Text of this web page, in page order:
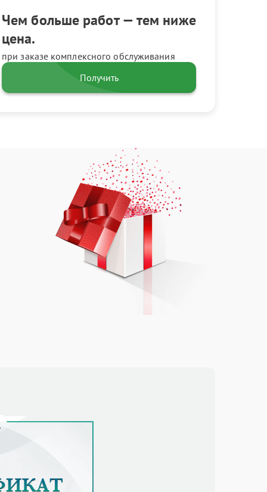
Чем больше работ — тем ниже
цена.
при заказе комплексного обслуживания
Получить